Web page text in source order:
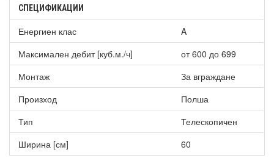
СПЕЦИФИКАЦИИ
Енергиен клас
A
Максимален дебит [куб.м./ч]
от 600 до 699
Монтаж
За вграждане
Произход
Полша
Тип
Телескопичен
Ширина [см]
60